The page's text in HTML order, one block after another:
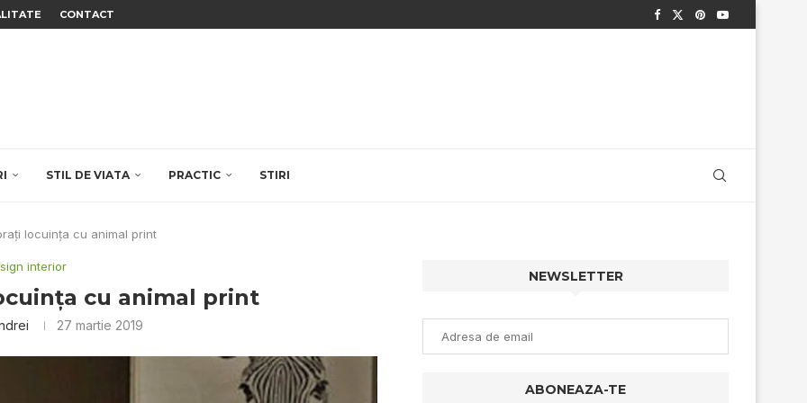
CONTACT
STIL DE VIATA PRACTIC STIRI
locuinţa cu animal print
interior
cu animal print
27 martie 2019
NEWSLETTER